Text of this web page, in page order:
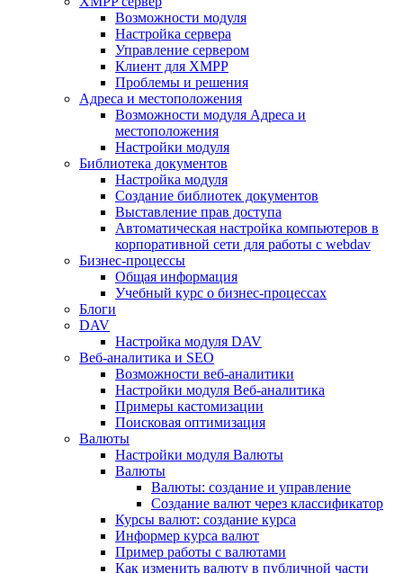
Возможности модуля
Настройка сервера
Управление сервером
Клиент для XMPP
Проблемы и решения
Адреса и местоположения
Возможности модуля Адреса и
местоположения
Настройки модуля
Библиотека документов
Настройка модуля
Создание библиотек документов
Выставление прав доступа
Автоматическая настройка компьютеров в
корпоративной сети для работы с webdav
Бизнес-процессы
Общая информация
Учебный курс о бизнес-процессах
Блоги
DAV
Настройка модуля DAV
Веб-аналитика и SEO
Возможности веб-аналитики
Настройки модуля Веб-аналитика
Примеры кастомизации
Поисковая оптимизация
Валюты
Настройки модуля Валюты
Валюты
Валюты: создание и управление
Создание валют через классификатор
Курсы валют: создание курса
Информер курса валют
Пример работы с валютами
Как изменить валюту в публичной части